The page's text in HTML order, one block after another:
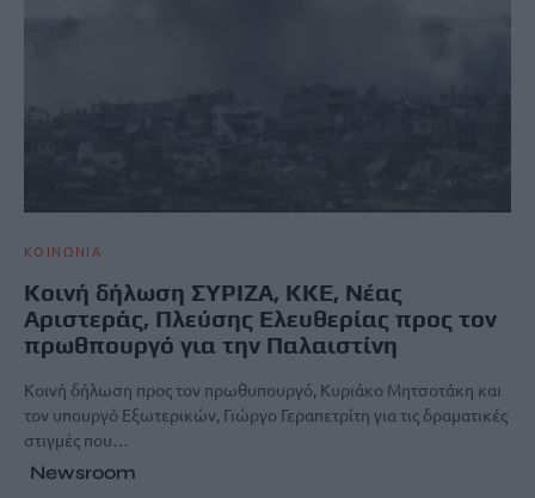
ΚΟΙΝΩΝΙΑ
Κοινή δήλωση ΣΥΡΙΖΑ, ΚΚΕ, Νέας
Αριστεράς, Πλεύσης Ελευθερίας προς τον
πρωθπουργό για την Παλαιστίνη
Κοινή δήλωση προς τον πρωθυπουργό, Κυριάκο Μητσοτάκη και
τον υπουργό Εξωτερικών, Γιώργο Γεραπετρίτη για τις δραματικές
στιγμές που…
Newsroom